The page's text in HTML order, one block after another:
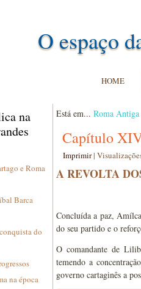
O espaço
HOME
na
e Roma
Barca
do
na época
Está em... Roma Antiga
Capítulo
Imprimir|
A REVOLTA
Concluída a paz,
do seu partido e o
O comandante de
temendo a
governo cartaginês a